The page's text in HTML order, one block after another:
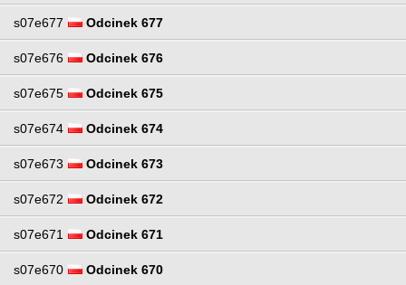
s07e677 Odcinek 677
s07e676 Odcinek 676
s07e675 Odcinek 675
s07e674 Odcinek 674
s07e673 Odcinek 673
s07e672 Odcinek 672
s07e671 Odcinek 671
s07e670 Odcinek 670